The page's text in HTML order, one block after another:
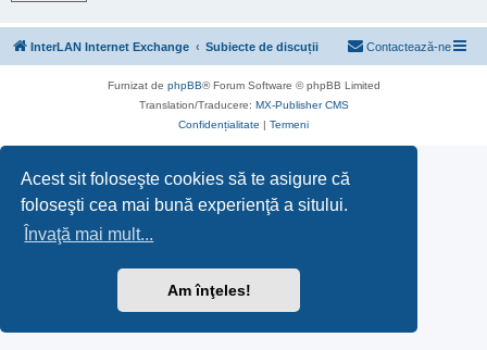
Acest sit foloseşte cookies să te asigure că
foloseşti cea mai bună experienţă a sitului.
Învaţă mai mult...
Am înţeles!
InterLAN Internet Exchange Subiecte de discuții Contactează-ne
Furnizat de phpBB® Forum Software © phpBB Limited
Translation/Traducere: MX-Publisher CMS
Confidențialitate | Termeni